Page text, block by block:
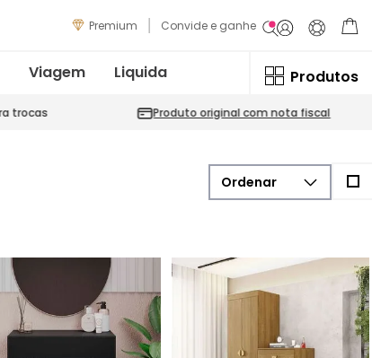
Premium Convide e ganhe
Viagem Liquida Produtos
trocas Produto original com nota fiscal